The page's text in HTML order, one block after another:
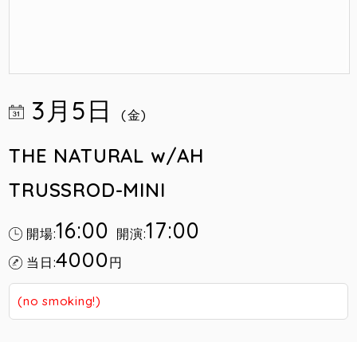
3月5日(金)
THE NATURAL w/AH
TRUSSROD-MINI
開場:16:00 開演:17:00
当日:4000円
(no smoking!)